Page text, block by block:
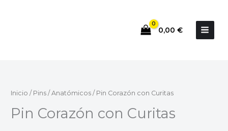
0,00 €
Inicio / Pins / Anatómicos / Pin Corazón con Curitas
Pin Corazón con Curitas
con
cantidad